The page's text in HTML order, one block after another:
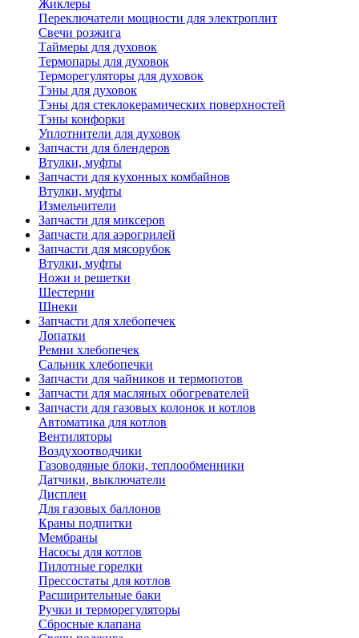
Жиклеры
Переключатели мощности для электроплит
Свечи розжига
Таймеры для духовок
Термопары для духовок
Терморегуляторы для духовок
Тэны для духовок
Тэны для стеклокерамических поверхностей
Тэны конфорки
Уплотнители для духовок
Запчасти для блендеров
Втулки, муфты
Запчасти для кухонных комбайнов
Втулки, муфты
Измельчители
Запчасти для миксеров
Запчасти для аэрогрилей
Запчасти для мясорубок
Втулки, муфты
Ножи и решетки
Шестерни
Шнеки
Запчасти для хлебопечек
Лопатки
Ремни хлебопечек
Сальник хлебопечки
Запчасти для чайников и термопотов
Запчасти для масляных обогревателей
Запчасти для газовых колонок и котлов
Автоматика для котлов
Вентиляторы
Воздухоотводчики
Газоводяные блоки, теплообменники
Датчики, выключатели
Дисплеи
Для газовых баллонов
Краны подпитки
Мембраны
Насосы для котлов
Пилотные горелки
Прессостаты для котлов
Расширительные баки
Ручки и терморегуляторы
Сбросные клапана